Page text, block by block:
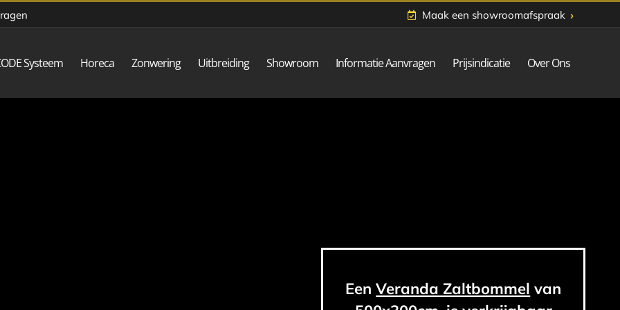
Maak een showroomafspraak ›
Systeem Horeca Zonwering Uitbreiding Showroom Informatie Aanvragen Prijsindicatie Over Ons
EenVeranda Zaltbommel van